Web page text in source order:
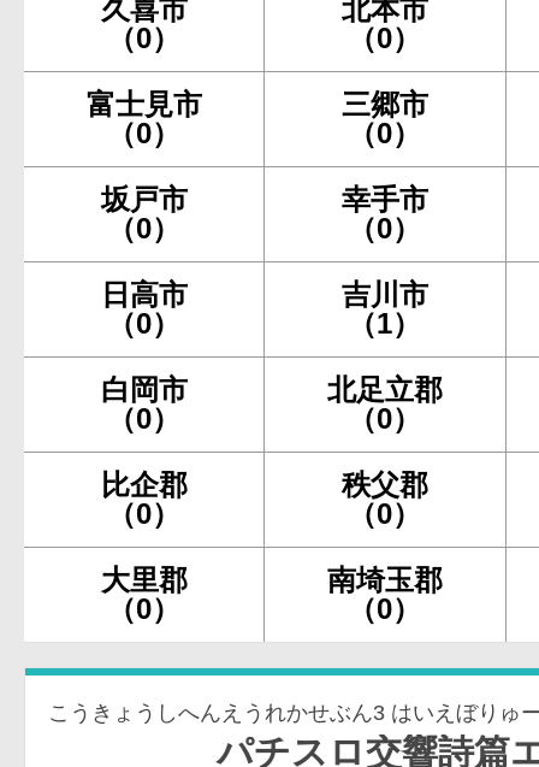
久喜市
（0）
北本市
（0）
富士見市
（0）
三郷市
（0）
坂戸市
（0）
幸手市
（0）
日高市
（0）
吉川市
（1）
白岡市
（0）
北足立郡
（0）
比企郡
（0）
秩父郡
（0）
大里郡
（0）
南埼玉郡
（0）
こうきょうしへんえうれかせぶん3 はいえぼりゅ
パチスロ交響詩篇エウレカ